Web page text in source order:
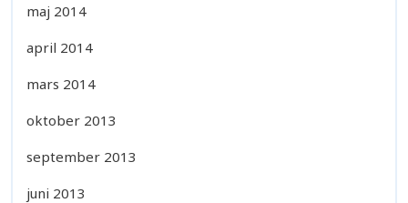
maj 2014
april 2014
mars 2014
oktober 2013
september 2013
juni 2013